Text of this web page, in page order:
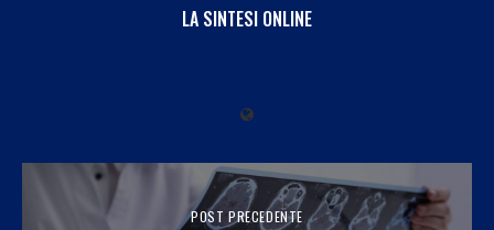
LA SINTESI ONLINE
POST PRECEDENTE